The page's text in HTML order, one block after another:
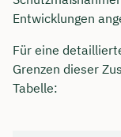
Entwicklungen
Für eine
Grenzen dieser
Tabelle: